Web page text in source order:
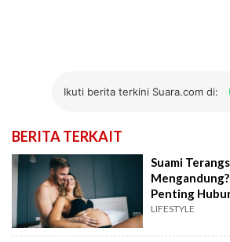
Ikuti berita terkini Suara.com di:
BERITA TERKAIT
Suami
Penting
Hamil Agar
LIFESTYLE